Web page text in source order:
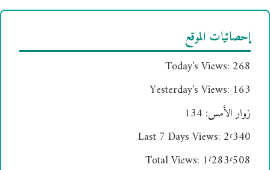
إحصائيات الموقع
Today's Views: 268
Yesterday's Views: 163
زوار الأمس: 134
Last 7 Days Views: 2٬340
Total Views: 1٬283٬508